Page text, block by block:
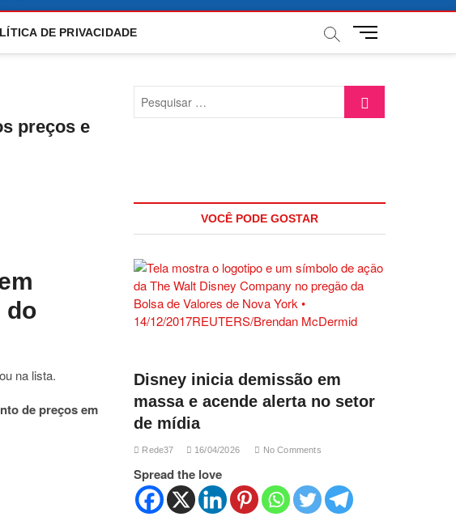
DE PRIVACIDADE
M
u
B
u
preços e
do
na lista.
de preços em
VOCÊ PODE GOSTAR
Disney inicia demissão em
massa e acende alerta no setor
de mídia
Rede37 16/04/2026 No Comments
Spread the love